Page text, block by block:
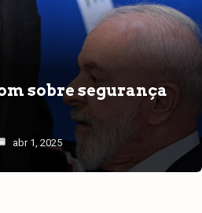
sobre segurança
abr 1, 2025